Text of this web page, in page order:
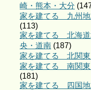
崎・熊本・大分
家を建てる 九州
(113)
家を建てる 北海
央・道南 (187)
家を建てる 北関
家を建てる 南関東
(181)
家を建てる 四国